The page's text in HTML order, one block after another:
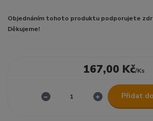
Objednáním tohoto produktu podporujete
Děkujeme!
167,00 Kč/Ks
Přidat